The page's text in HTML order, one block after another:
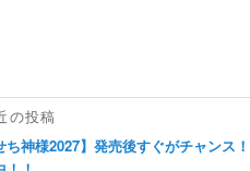
の投稿
ち神様2027】発売後すぐがチャンス